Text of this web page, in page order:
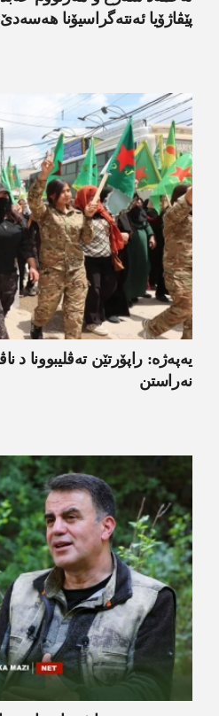
پێڤاژۆیا ئەنتەگراسیۆنا
یەپەژە: راپۆرتێن تەڤلیبوونا د
نەراستن